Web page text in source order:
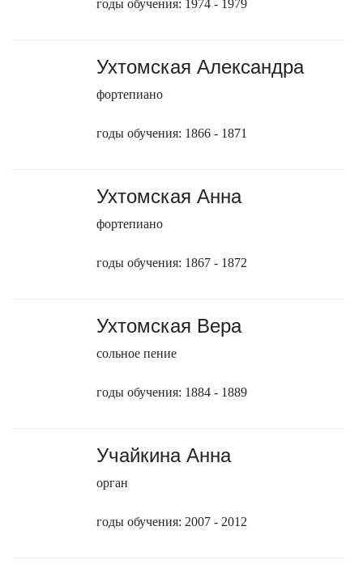
годы обучения: 1974 - 1979
Ухтомская Александра
фортепиано
годы обучения: 1866 - 1871
Ухтомская Анна
фортепиано
годы обучения: 1867 - 1872
Ухтомская Вера
сольное пение
годы обучения: 1884 - 1889
Учайкина Анна
орган
годы обучения: 2007 - 2012